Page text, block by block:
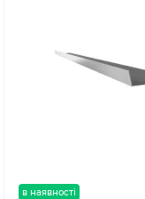
в наявності